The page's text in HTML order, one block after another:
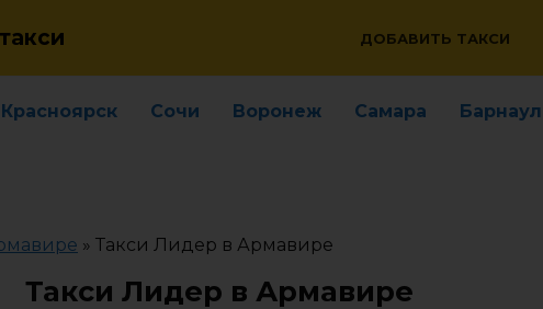
ДОБАВИТЬ ТАКСИ
Красноярск Сочи Воронеж Самара Барнаул
» Такси Лидер в Армавире
Такси Лидер в Армавире